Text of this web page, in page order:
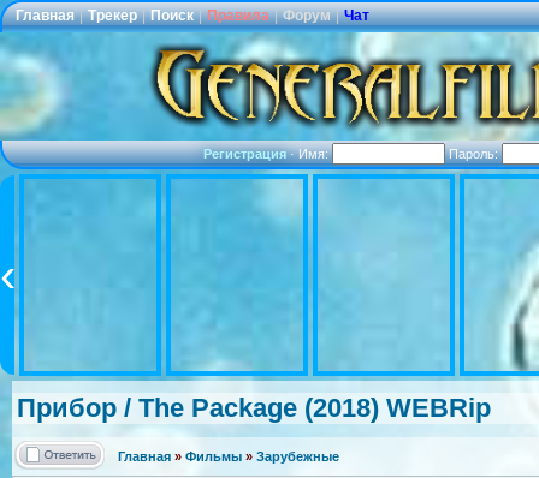
Главная | Трекер | Поиск | Правила | Форум | Чат
Регистрация·Имя: Пароль:
Прибор / The Package (2018) WEBRip
Главная » Фильмы » Зарубежные